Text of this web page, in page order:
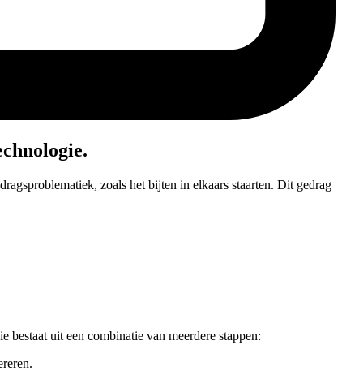
zoals het bijten in elkaars staarten. Dit gedrag
bestaat uit een combinatie van meerdere stappen: